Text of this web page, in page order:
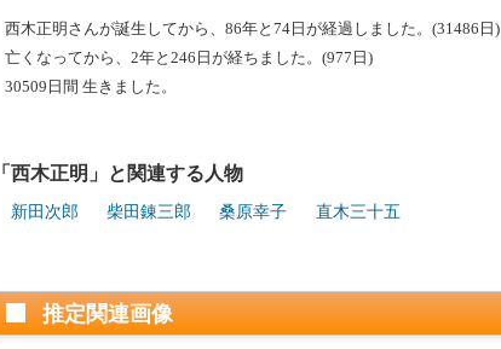
西木正明さんが誕生してから、86年と74日が経過しました。(31486日)
亡くなってから、2年と246日が経ちました。(977日)
30509日間 生きました。
「西木正明」と関連する人物
新田次郎 柴田錬三郎 桑原幸子 直木三十五
推定関連画像